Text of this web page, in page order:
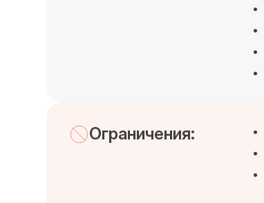
Ограничения: